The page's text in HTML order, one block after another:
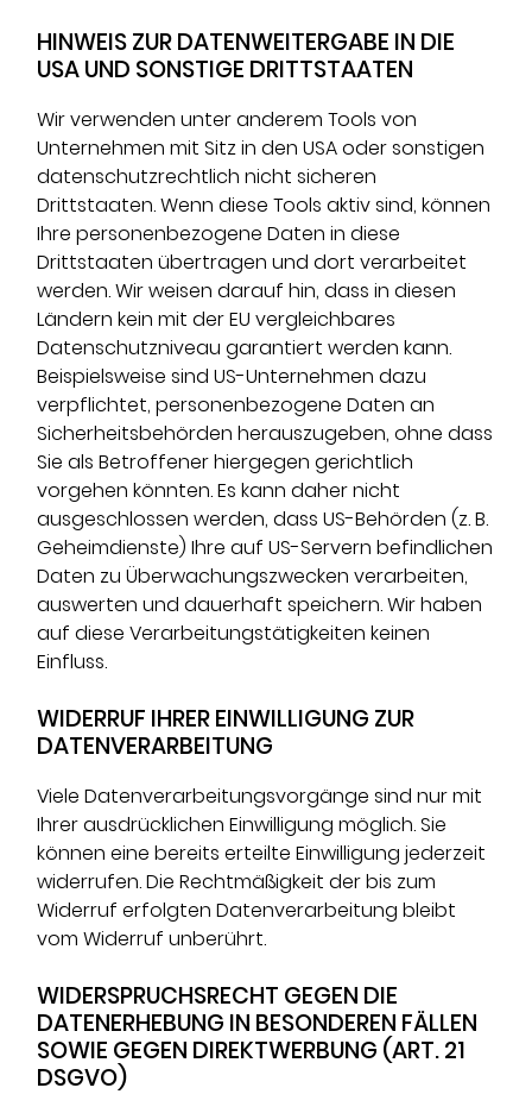
HINWEIS ZUR DATENWEITERGABE IN DIE
USA UND SONSTIGE DRITTSTAATEN
Wir verwenden unter anderem Tools von
Unternehmen mit Sitz in den USA oder sonstigen
datenschutzrechtlich nicht sicheren
Drittstaaten. Wenn diese Tools aktiv sind, können
Ihre personenbezogene Daten in diese
Drittstaaten übertragen und dort verarbeitet
werden. Wir weisen darauf hin, dass in diesen
Ländern kein mit der EU vergleichbares
Datenschutzniveau garantiert werden kann.
Beispielsweise sind US-Unternehmen dazu
verpflichtet, personenbezogene Daten an
Sicherheitsbehörden herauszugeben, ohne dass
Sie als Betroffener hiergegen gerichtlich
vorgehen könnten. Es kann daher nicht
ausgeschlossen werden, dass US-Behörden (z. B.
Geheimdienste) Ihre auf US-Servern befindlichen
Daten zu Überwachungszwecken verarbeiten,
auswerten und dauerhaft speichern. Wir haben
auf diese Verarbeitungstätigkeiten keinen
Einfluss.
WIDERRUF IHRER EINWILLIGUNG ZUR
DATENVERARBEITUNG
Viele Datenverarbeitungsvorgänge sind nur mit
Ihrer ausdrücklichen Einwilligung möglich. Sie
können eine bereits erteilte Einwilligung jederzeit
widerrufen. Die Rechtmäßigkeit der bis zum
Widerruf erfolgten Datenverarbeitung bleibt
vom Widerruf unberührt.
WIDERSPRUCHSRECHT GEGEN DIE
DATENERHEBUNG IN BESONDEREN FÄLLEN
SOWIE GEGEN DIREKTWERBUNG (ART. 21
DSGVO)